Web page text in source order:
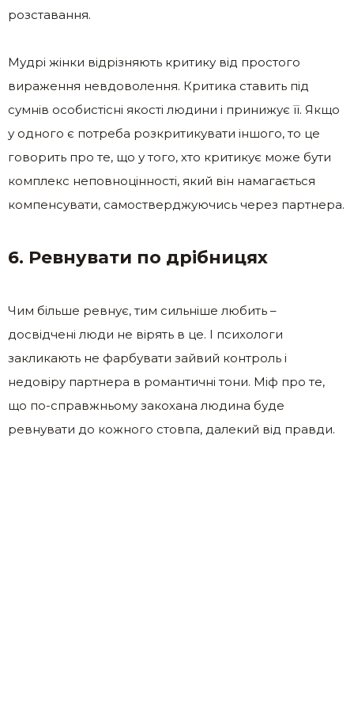
розставання.
Мудрі жінки відрізняють критику від простого
вираження невдоволення. Критика ставить під
сумнів особистісні якості людини і принижує її. Якщо
у одного є потреба розкритикувати іншого, то це
говорить про те, що у того, хто критикує може бути
комплекс неповноцінності, який він намагається
компенсувати, самостверджуючись через партнера.
6. Ревнувати по дрібницях
Чим більше ревнує, тим сильніше любить –
досвідчені люди не вірять в це. І психологи
закликають не фарбувати зайвий контроль і
недовіру партнера в романтичні тони. Міф про те,
що по-справжньому закохана людина буде
ревнувати до кожного стовпа, далекий від правди.